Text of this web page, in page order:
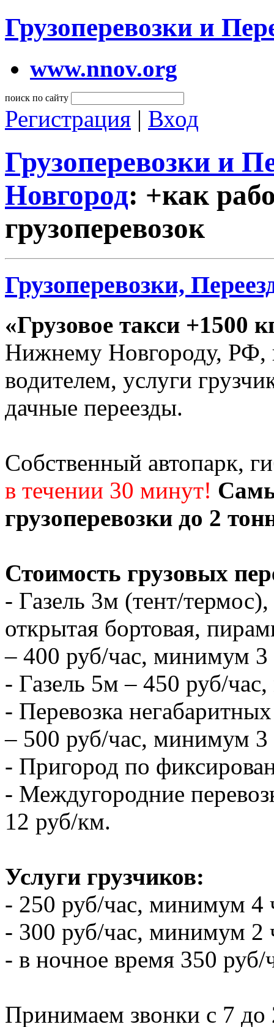
Грузоперевозки и
www.nnov.org
поиск по сайту
Регистрация | Вход
Грузоперевозки и
Новгород: +как
грузоперевозок
Грузоперевозки,
«Грузовое такси +1500
Нижнему Новгороду, РФ,
водителем, услуги
дачные переезды.
Собственный автопарк,
в течении 30 минут!
грузоперевозки до 2
Стоимость грузовых
- Газель 3м (тент/
открытая бортовая,
– 400 руб/час, минимум 3
- Газель 5м – 450 руб/
- Перевозка
– 500 руб/час, минимум 3
- Пригород по
- Междугородние
12 руб/км.
Услуги грузчиков:
- 250 руб/час, минимум 4
- 300 руб/час, минимум 2
- в ночное время 350
Принимаем звонки с 7 до